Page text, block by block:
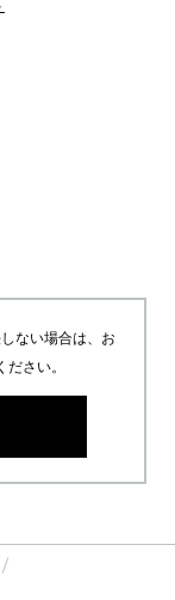
ない場合は、お
さい。